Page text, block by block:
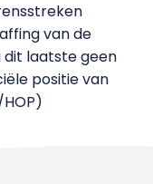
van de
dit laatste geen
positie van